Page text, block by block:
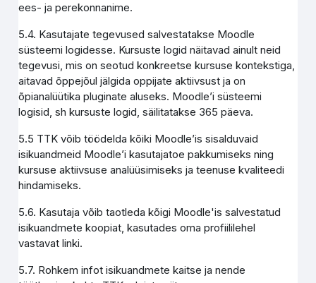
ees- ja perekonnanime.
5.4. Kasutajate tegevused salvestatakse Moodle
süsteemi logidesse. Kursuste logid näitavad ainult neid
tegevusi, mis on seotud konkreetse kursuse kontekstiga,
aitavad õppejõul jälgida oppijate aktiivsust ja on
õpianalüütika pluginate aluseks. Moodle’i süsteemi
logisid, sh kursuste logid, säilitatakse 365 päeva.
5.5 TTK võib töödelda kõiki Moodle’is sisalduvaid
isikuandmeid Moodle’i kasutajatoe pakkumiseks ning
kursuse aktiivsuse analüüsimiseks ja teenuse kvaliteedi
hindamiseks.
5.6. Kasutaja võib taotleda kõigi Moodle'is salvestatud
isikuandmete koopiat, kasutades oma profiililehel
vastavat linki.
5.7. Rohkem infot isikuandmete kaitse ja nende